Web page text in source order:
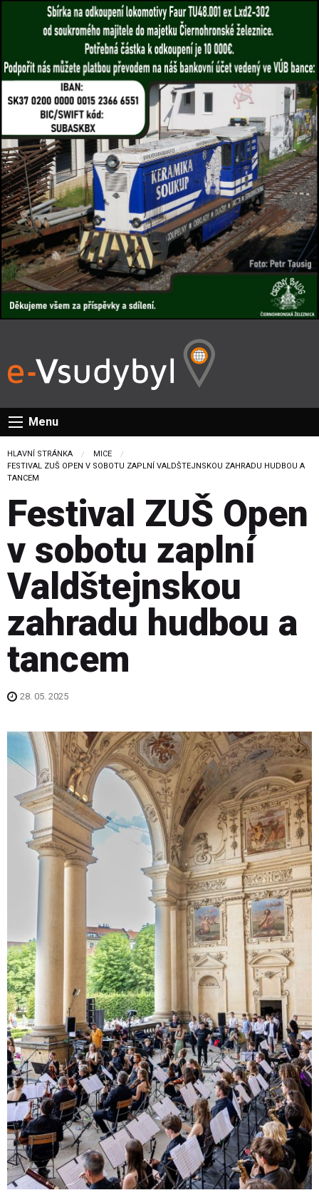
Menu
HLAVNÍ STRÁNKA
MICE
CURRENT:
FESTIVAL ZUŠ OPEN V SOBOTU ZAPLNÍ VALDŠTEJNSKOU ZAHRADU HUDBOU A
TANCEM
Festival ZUŠ Open
v sobotu zaplní
Valdštejnskou
zahradu hudbou a
tancem
28. 05. 2025